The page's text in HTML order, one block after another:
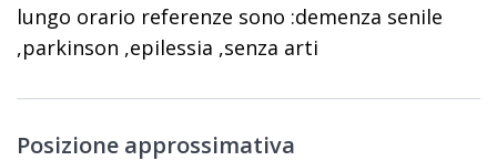
lungo orario referenze sono :demenza senile
,parkinson ,epilessia ,senza arti
Posizione approssimativa